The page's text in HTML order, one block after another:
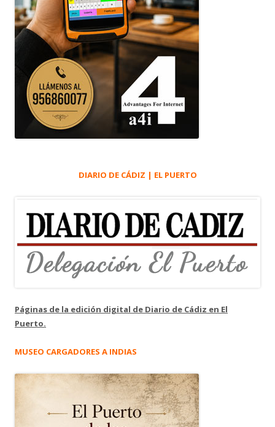
DIARIO DE CÁDIZ | EL PUERTO
Páginas de la edición digital de Diario de Cádiz en El
Puerto.
MUSEO CARGADORES A INDIAS